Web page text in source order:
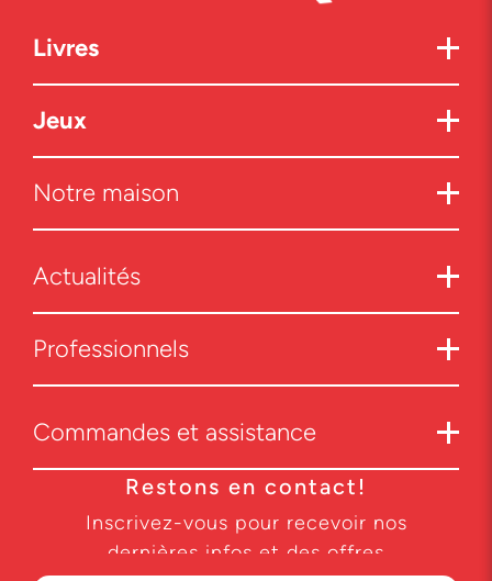
Livres
Jeux
Notre maison
Actualités
Professionnels
Commandes et assistance
Restons en contact!
Inscrivez-vous pour recevoir nos
dernières infos et des offres